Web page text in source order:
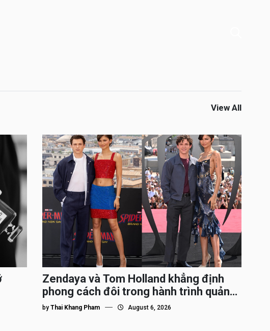
View All
Zendaya và Tom Holland khẳng định
phong cách đôi trong hành trình quảng
bá Spider-Man
byThai Khang Pham August 6, 2026